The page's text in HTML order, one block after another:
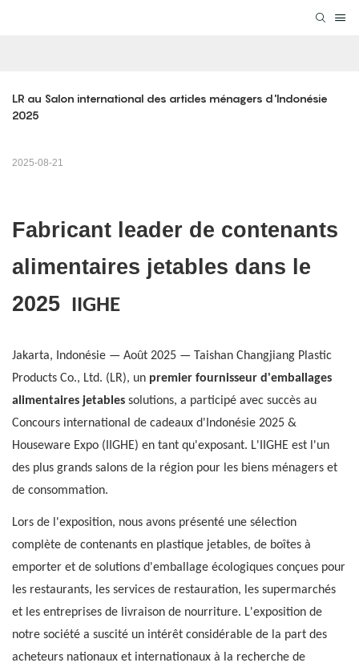
LR au Salon international des articles ménagers d'Indonésie
2025
2025-08-21
Fabricant leader de contenants
alimentaires jetables dans le
2025 IIGHE
Jakarta, Indonésie — Août 2025 — Taishan Changjiang Plastic
Products Co., Ltd. (LR), un premier fournisseur d'emballages
alimentaires jetables solutions, a participé avec succès au
Concours international de cadeaux d'Indonésie 2025 &
Houseware Expo (IIGHE) en tant qu'exposant. L'IIGHE est l'un
des plus grands salons de la région pour les biens ménagers et
de consommation.
Lors de l'exposition, nous avons présenté une sélection
complète de contenants en plastique jetables, de boîtes à
emporter et de solutions d'emballage écologiques conçues pour
les restaurants, les services de restauration, les supermarchés
et les entreprises de livraison de nourriture. L'exposition de
notre société a suscité un intérêt considérable de la part des
acheteurs nationaux et internationaux à la recherche de